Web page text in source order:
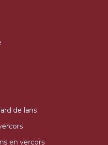
de lans
en vercors